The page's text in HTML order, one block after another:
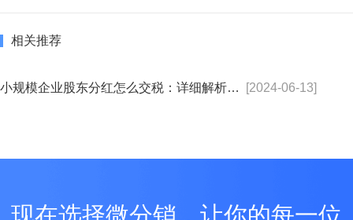
相关推荐
小规模企业股东分红怎么交税：详细解析与优化建议 [2024-06-13]